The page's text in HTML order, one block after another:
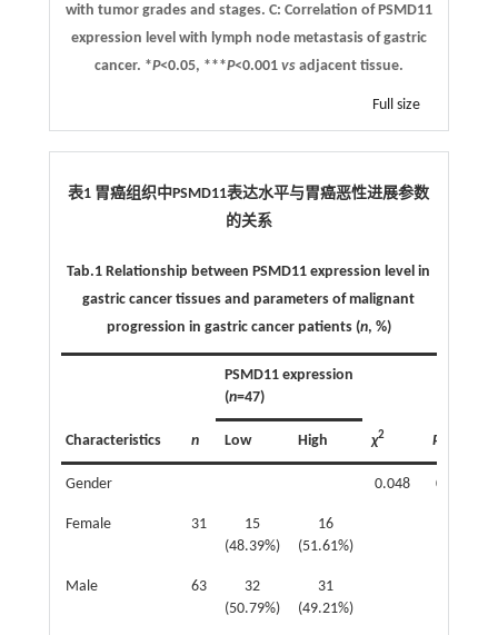
with tumor grades and stages. C: Correlation of PSMD11
expression level with lymph node metastasis of gastric
cancer. *P<0.05, ***P<0.001 vsadjacent tissue.
Full size
表1 胃癌组织中PSMD11表达水平与胃癌恶性进展参数
的关系
Tab.1 Relationship between PSMD11 expression level in
gastric cancer tissues and parameters of malignant
progression in gastric cancer patients (n, %)
Characteristics n
PSMD11 expression
(n=47)
χ2 P
Low High
Gender 0.048 0.826
Female 31
15
(48.39%)
16
(51.61%)
Male 63
32
(50.79%)
31
(49.21%)